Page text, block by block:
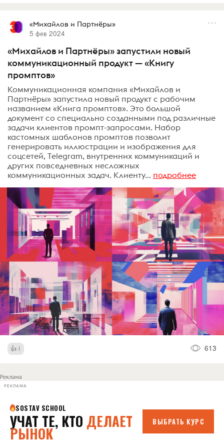
«Михайлов и Партнёры»
5 фев 2024
«Михайлов и Партнёры» запустили новый
коммуникационный продукт — «Книгу
промптов»
Коммуникационная компания «Михайлов и
Партнёры» запустила новый продукт с рабочим
названием «Книга промптов». Это большой
документ со специально созданными под различные
задачи клиентов промпт-запросами. Набор
кастомных шаблонов промптов позволит
генерировать иллюстрации и изображения для
соцсетей, Telegram, внутренних коммуникаций и
других повседневных несложных
коммуникационных задач. Клиенту... подробнее
1 613
Реклама
РЕКЛАМА